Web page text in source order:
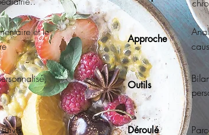
et le
Approche
Outils
Déroulé